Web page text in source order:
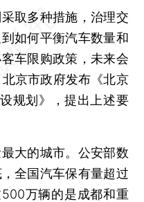
取多种措施，治理交
如何平衡汽车数量和
车限购政策，未来会
京市政府发布《北京
规划》，提出上述要
大的城市。公安部数
全国汽车保有量超过
万辆的是成都和重